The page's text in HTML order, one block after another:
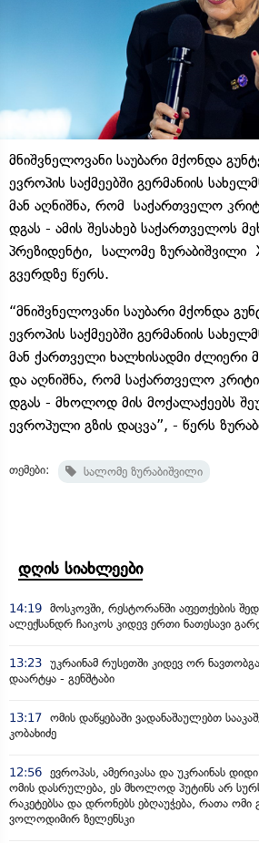
მნიშვნელოვანი საუბარი მქონდა
ევროპის საქმეებში გერმანიის
მან აღნიშნა, რომ საქართველო
დგას - ამის შესახებ საქართველოს
პრეზიდენტი, სალომე ზურაბიშვილი
გვერდზე წერს.
“მნიშვნელოვანი საუბარი მქონდა
ევროპის საქმეებში გერმანიის
მან ქართველი ხალხისადმი ძლიერი
და აღნიშნა, რომ საქართველო
დგას - მხოლოდ მის მოქალაქეებს
ევროპული გზის დაცვა”, - წერს
თემები: სალომე ზურაბიშვილი
დღის სიახლეები
14:19 მოსკოვში, რესტორანში აფეთქების
ალექსანდრ ჩაიკოს კიდევ ერთი ნათესავი
13:23 უკრაინამ რუსეთში კიდევ ორ
დაარტყა - გენშტაბი
13:17 ომის დაწყებაში ვადანაშაულებთ
კობახიძე
12:56 ევროპას, ამერიკასა და უკრაინას
ომის დასრულება, ეს მხოლოდ პუტინს არ
რაკეტებსა და დრონებს ებღაუჭება, რათა
ვოლოდიმირ ზელენსკი